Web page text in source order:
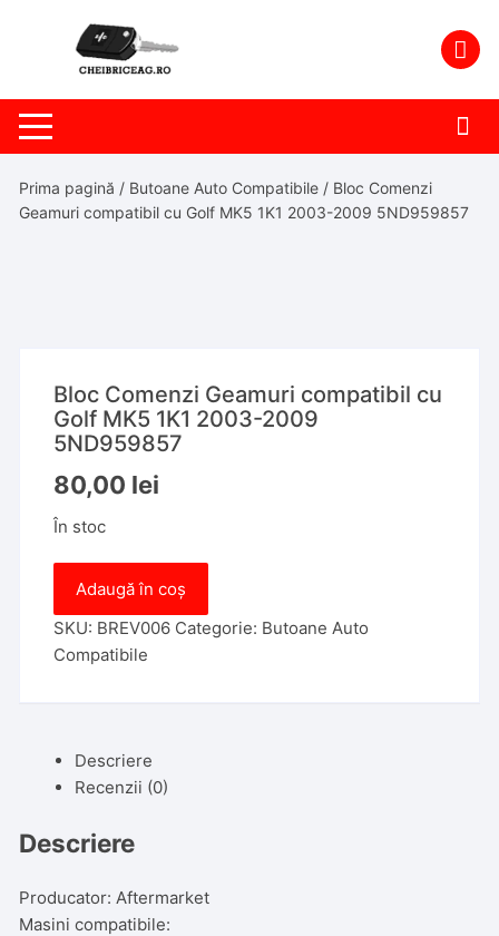
Prima pagină / Butoane Auto Compatibile / Bloc Comenzi
Geamuri compatibil cu Golf MK5 1K1 2003-2009 5ND959857
Bloc Comenzi Geamuri compatibil cu
Golf MK5 1K1 2003-2009
5ND959857
80,00 lei
În stoc
Bloc
Comenzi
Geamuri
MK5
1K1
2009
Adaugă în coș
SKU: BREV006 Categorie: Butoane Auto
Compatibile
Descriere
Recenzii (0)
Descriere
Producator: Aftermarket
Masini compatibile: